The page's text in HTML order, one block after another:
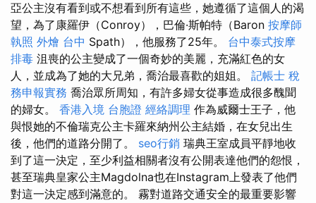
亞公主沒有看到或不想看到所有這些，她遵循了這個人的渴
望，為了康羅伊（Conroy），巴倫·斯帕特（Baron 按摩師
執照 外燴 台中 Spath），他服務了25年。 台中泰式按摩
排毒 沮喪的公主變成了一個奇妙的美麗，充滿紅色的女
人，並成為了她的大兄弟，喬治最喜歡的姐姐。 記帳士 稅
務申報實務 喬治眾所周知，有許多婦女從事造成很多醜聞
的婦女。 香港入境 台胞證 經絡調理 作為威爾士王子，他
與恨她的不倫瑞克公主卡羅來納州公主結婚，在女兒出生
後，他們的道路分開了。 seo行銷 瑞典王室成員平靜地收
到了這一決定，至少利益相關者沒有公開表達他們的怨恨，
甚至瑞典皇家公主Magdolna也在Instagram上發表了他們
對這一決定感到滿意的。 霧對道路交通安全的最重要影響